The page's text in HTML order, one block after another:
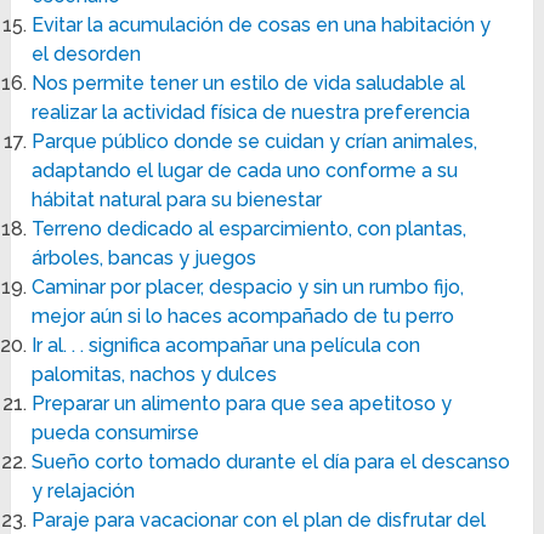
Evitar la acumulación de cosas en una habitación y
el desorden
Nos permite tener un estilo de vida saludable al
realizar la actividad física de nuestra preferencia
Parque público donde se cuidan y crían animales,
adaptando el lugar de cada uno conforme a su
hábitat natural para su bienestar
Terreno dedicado al esparcimiento, con plantas,
árboles, bancas y juegos
Caminar por placer, despacio y sin un rumbo fijo,
mejor aún si lo haces acompañado de tu perro
Ir al. . . significa acompañar una película con
palomitas, nachos y dulces
Preparar un alimento para que sea apetitoso y
pueda consumirse
Sueño corto tomado durante el día para el descanso
y relajación
Paraje para vacacionar con el plan de disfrutar del